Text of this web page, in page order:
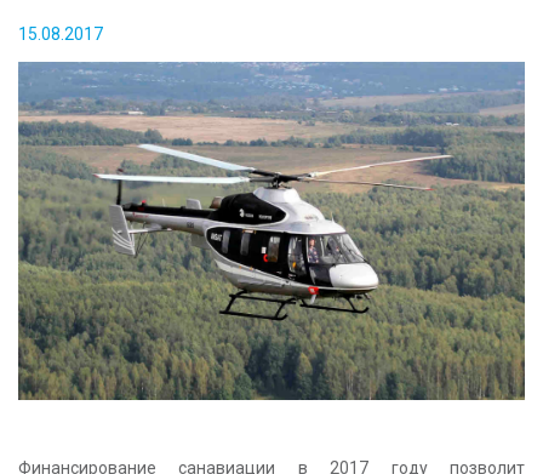
КОНТАКТЫ
15.08.2017
Финансирование санавиации в 2017 году позволит